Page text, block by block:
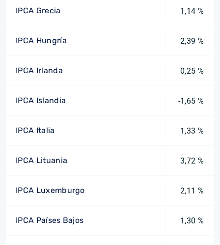
IPCA Grecia 1,14 %
IPCA Hungría 2,39 %
IPCA Irlanda 0,25 %
IPCA Islandia -1,65 %
IPCA Italia 1,33 %
IPCA Lituania 3,72 %
IPCA Luxemburgo 2,11 %
IPCA Países Bajos 1,30 %